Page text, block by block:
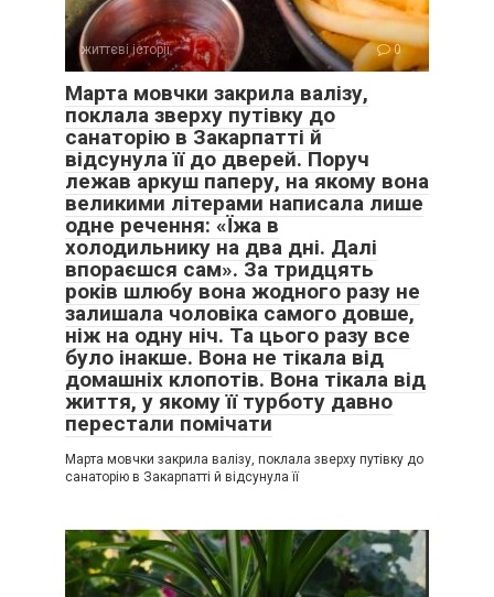
життєві історії 0
Марта мовчки закрила валізу,
поклала зверху путівку до
санаторію в Закарпатті й
відсунула її до дверей. Поруч
лежав аркуш паперу, на якому вона
великими літерами написала лише
одне речення: «Їжа в
холодильнику на два дні. Далі
впораєшся сам». За тридцять
років шлюбу вона жодного разу не
залишала чоловіка самого довше,
ніж на одну ніч. Та цього разу все
було інакше. Вона не тікала від
домашніх клопотів. Вона тікала від
життя, у якому її турботу давно
перестали помічати
Марта мовчки закрила валізу, поклала зверху путівку до
санаторію в Закарпатті й відсунула її